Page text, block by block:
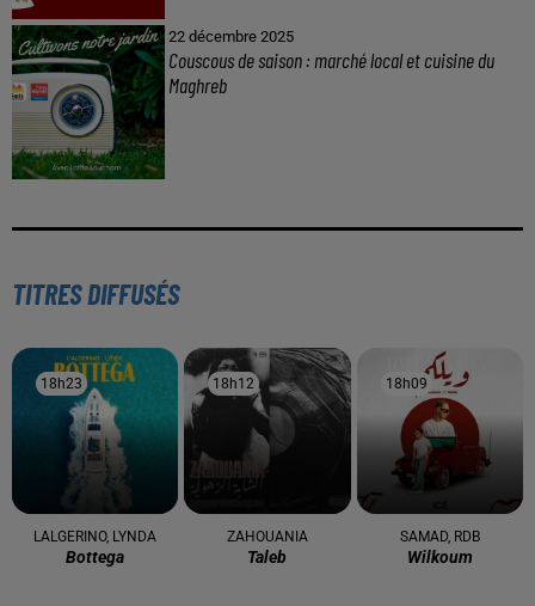
22 décembre 2025
Couscous de saison : marché local et cuisine du
Maghreb
TITRES DIFFUSÉS
18h23
18h23
LALGERINO, LYNDA
Bottega
18h12
18h12
ZAHOUANIA
Taleb
18h09
18h09
SAMAD, RDB
Wilkoum